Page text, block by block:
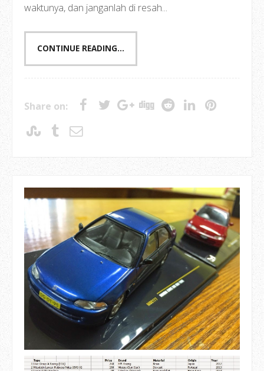
waktunya, dan janganlah di resah...
CONTINUE READING...
Share on: